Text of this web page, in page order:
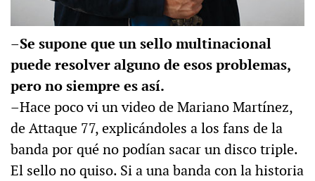
–Se supone que un sello multinacional
puede resolver alguno de esos problemas,
pero no siempre es así.
–Hace poco vi un video de Mariano Martínez,
de Attaque 77, explicándoles a los fans de la
banda por qué no podían sacar un disco triple.
El sello no quiso. Si a una banda con la historia